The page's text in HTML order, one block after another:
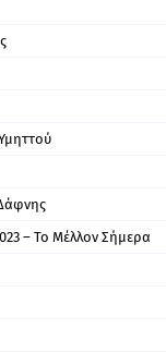
– Το Μέλλον Σήμερα